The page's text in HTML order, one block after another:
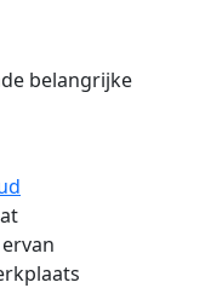
belangrijke